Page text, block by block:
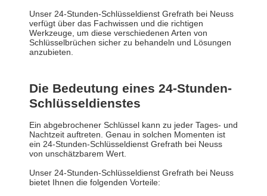
Unser 24-Stunden-Schlüsseldienst Grefrath bei Neuss
verfügt über das Fachwissen und die richtigen
Werkzeuge, um diese verschiedenen Arten von
Schlüsselbrüchen sicher zu behandeln und Lösungen
anzubieten.
Die Bedeutung eines 24-Stunden-
Schlüsseldienstes
Ein abgebrochener Schlüssel kann zu jeder Tages- und
Nachtzeit auftreten. Genau in solchen Momenten ist
ein 24-Stunden-Schlüsseldienst Grefrath bei Neuss
von unschätzbarem Wert.
Unser 24-Stunden-Schlüsseldienst Grefrath bei Neuss
bietet Ihnen die folgenden Vorteile: